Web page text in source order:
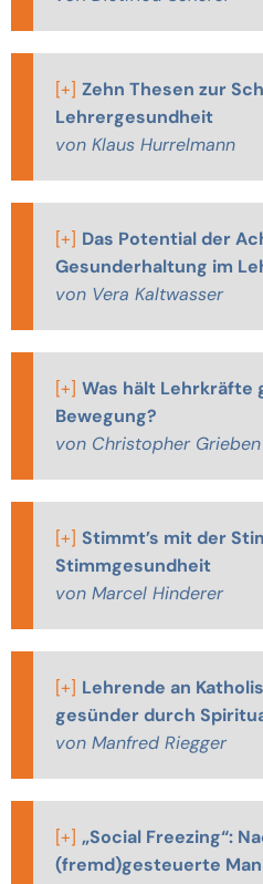
[+] Zehn Thesen zur
Lehrergesundheit
von Klaus Hurrelmann
[+] Das Potential der
Gesunderhaltung im
von Vera Kaltwasser
[+] Was hält Lehrkräfte
Bewegung?
von Christopher
[+] Stimmt’s mit der
Stimmgesundheit
von Marcel Hinderer
[+] Lehrende an
gesünder durch
von Manfred Riegger
[+] „Social Freezing“:
(fremd)gesteuerte